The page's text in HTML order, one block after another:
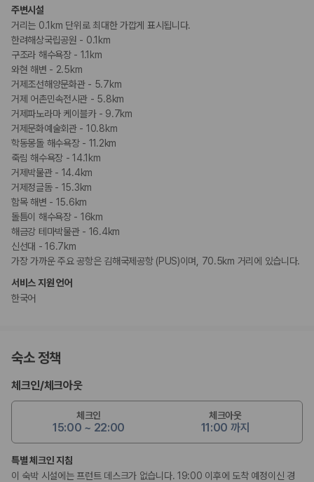
주변시설
거리는 0.1km 단위로 최대한 가깝게 표시됩니다.
한려해상국립공원 - 0.1km
구조라 해수욕장 - 1.1km
와현 해변 - 2.5km
거제조선해양문화관 - 5.7km
거제 어촌민속전시관 - 5.8km
거제파노라마 케이블카 - 9.7km
거제문화예술회관 - 10.8km
학동몽돌 해수욕장 - 11.2km
죽림 해수욕장 - 14.1km
거제박물관 - 14.4km
거제정글돔 - 15.3km
함목 해변 - 15.6km
돌틈이 해수욕장 - 16km
해금강 테마박물관 - 16.4km
신선대 - 16.7km
가장 가까운 주요 공항은 김해국제공항 (PUS)이며, 70.5km 거리에 있습니다.
서비스 지원 언어
한국어
숙소 정책
체크인/체크아웃
체크인
15:00 ~ 22:00
체크아웃
11:00 까지
특별 체크인 지침
이 숙박 시설에는 프런트 데스크가 없습니다. 19:00 이후에 도착 예정이신 경